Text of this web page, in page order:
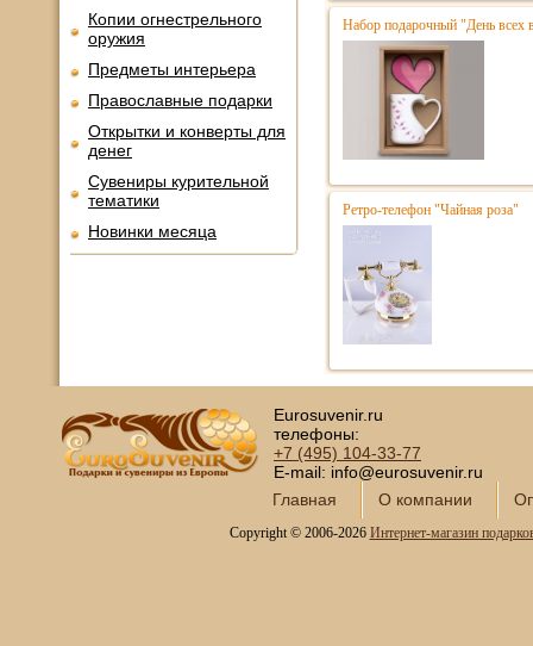
Копии огнестрельного
оружия
Предметы интерьера
Православные подарки
Открытки и конверты для
денег
Сувениры курительной
тематики
Новинки месяца
Набор подарочный "День всех
Ретро-телефон "Чайная роза"
Eurosuvenir.ru
телефоны:
+7 (495) 104-33-77
E-mail: info@eurosuvenir.ru
Главная
О компании
Copyright © 2006-2026 Интернет-магазин